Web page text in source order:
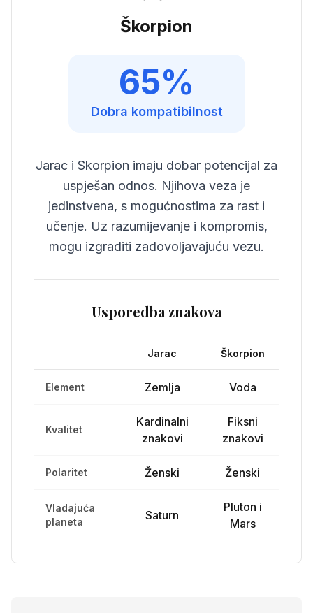
Škorpion
65%
Dobra kompatibilnost
Jarac i Skorpion imaju dobar potencijal za
uspješan odnos. Njihova veza je
jedinstvena, s mogućnostima za rast i
učenje. Uz razumijevanje i kompromis,
mogu izgraditi zadovoljavajuću vezu.
Usporedba znakova
Jarac Škorpion
Element Zemlja Voda
Kvalitet
Kardinalni
znakovi
Fiksni
znakovi
Polaritet Ženski Ženski
Vladajuća
planeta
Saturn
Pluton i
Mars